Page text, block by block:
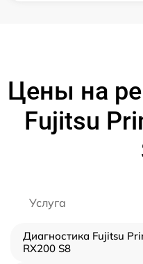
Цены на
Fujitsu
Услуга
Диагностика Fujitsu
RX200 S8